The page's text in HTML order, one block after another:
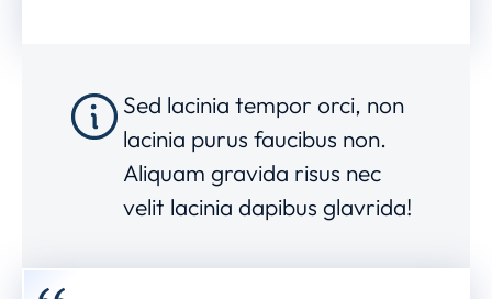
Sed lacinia tempor orci, non
lacinia purus faucibus non.
Aliquam gravida risus nec
velit lacinia dapibus glavrida!